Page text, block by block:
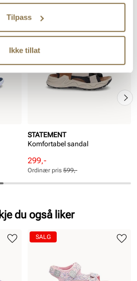
Tilpass
Ikke tillat
produkter
STATEMENT
Komfortabel sandal
Rabattert
pris
Pris
299,-
Ordinær
pris
Pris
Ordinær pris 599,-
du også liker
SALG